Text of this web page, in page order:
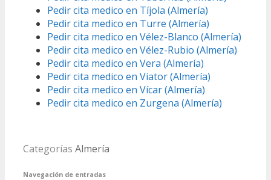
Pedir cita medico en Tíjola (Almería)
Pedir cita medico en Turre (Almería)
Pedir cita medico en Vélez-Blanco (Almería)
Pedir cita medico en Vélez-Rubio (Almería)
Pedir cita medico en Vera (Almería)
Pedir cita medico en Viator (Almería)
Pedir cita medico en Vícar (Almería)
Pedir cita medico en Zurgena (Almería)
Categorías Almería
Navegación de entradas